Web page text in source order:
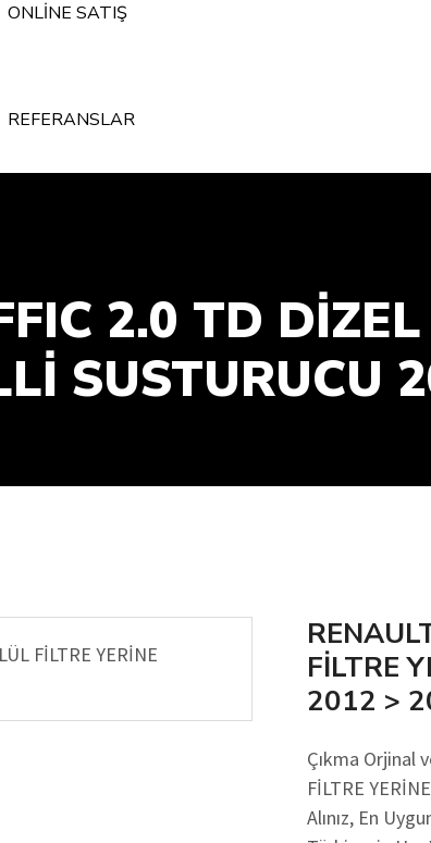
ONLİNE SATIŞ
REFERANSLAR
2.0 TD
SUSTURUCU
FİLTRE
2012 >
Çıkma Orjinal
FİLTRE
Alınız, En